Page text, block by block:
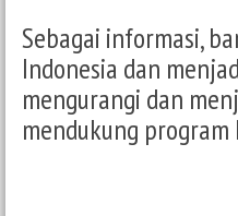
Sebagai informasi,
Indonesia dan
mengurangi dan
mendukung